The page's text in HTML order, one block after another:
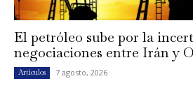
El petróleo sube por la
negociaciones entre Irán y
Artículos 7 agosto, 2026